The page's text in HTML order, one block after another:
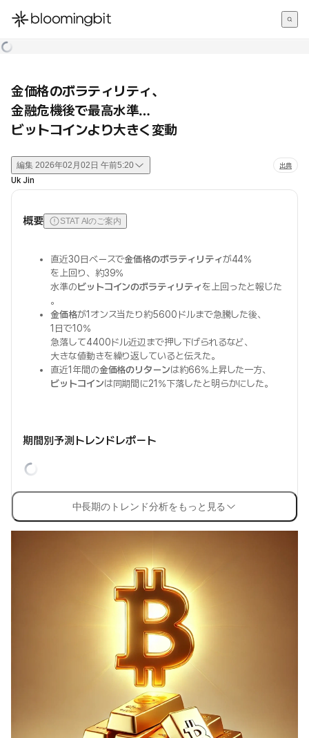
한국어
金価格のボラティリティ、
金融危機後で最高水準…
ビットコインより大きく変動
編集 2026年02月02日 午前5:20 出典
Uk Jin
概要 STAT AIのご案内
直近30日ベースで金価格のボラティリティが44%
を上回り、約39%
水準のビットコインのボラティリティを上回ったと報じた
。
金価格が1オンス当たり約5600ドルまで急騰した後、
1日で10%
急落して4400ドル近辺まで押し下げられるなど、
大きな値動きを繰り返していると伝えた。
直近1年間の金価格のリターンは約66%上昇した一方、
ビットコインは同期間に21%下落したと明らかにした。
期間別予測トレンドレポート
中長期のトレンド分析をもっと見る